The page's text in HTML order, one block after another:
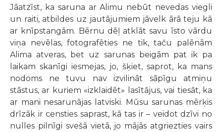
Jāatzīst, ka saruna ar Alimu nebūt nevedas viegli
un raiti, atbildes uz jautājumiem jāvelk ārā teju kā
ar knīpstangām. Bērnu dēļ atklāt savu īsto vārdu
viņa nevēlas, fotografēties ne tik, taču palēnām
Alima atveras, bet uz sarunas beigām pat ik pa
laikam skanīgi iesmejas, jo, šķiet, saprot, ka mans
nodoms ne tuvu nav izvilināt sāpīgu atmiņu
stāstus, ar kuriem «izklaidēt» lasītājus, vai tiesāt, ka
ar mani nesarunājas latviski. Mūsu sarunas mērķis
drīzāk ir censties saprast, kā tas ir – veidot dzīvi no
nulles pilnīgi svešā vietā, jo mājās atgriezties vairs